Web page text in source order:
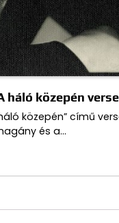
háló közepén
közepén” című
és a…